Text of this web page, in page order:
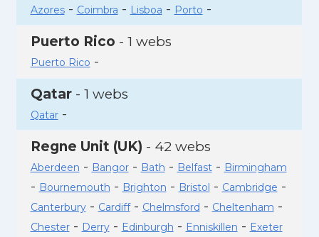
Azores- Coimbra - Lisboa - Porto -
Puerto Rico - 1 webs
Puerto Rico -
Qatar- 1 webs
Qatar-
Regne Unit (UK) - 42 webs
Aberdeen - Bangor- Bath - Belfast- Birmingham
- Bournemouth - Brighton - Bristol - Cambridge -
Canterbury- Cardiff- Chelmsford - Cheltenham -
Chester- Derry- Edinburgh - Enniskillen - Exeter